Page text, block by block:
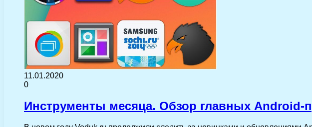
11.01.2020
0
Инструменты месяца. Обзор главных Android-